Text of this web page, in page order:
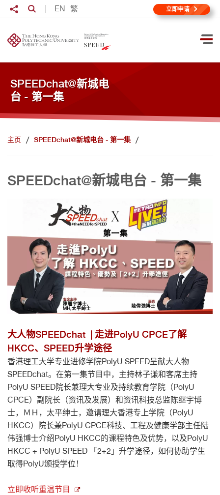
跳到主要内容
打
EN 繁
分享至打开搜寻输入格 立即申请
SPEEDchat@新城电
台 - 第一集
主页 SPEEDchat@新城电台 - 第一集
SPEEDchat@新城电台 - 第一集
大人物SPEEDchat | 走进PolyU CPCE了解
HKCC、SPEED升学途径
香港理工大学专业进修学院PolyU SPEED呈献大人物
SPEEDchat。在第一集节目中，主持林子谦和客席主持
PolyU SPEED院长兼理大专业及持续教育学院（PolyU
CPCE）副院长（资讯及发展）和资讯科技总监陈继宇博
士，ＭＨ，太平绅士，邀请理大香港专上学院（PolyU
HKCC）院长兼PolyU CPCE科技、工程及健康学部主任陆
伟强博士介绍PolyU HKCC的课程特色及优势，以及PolyU
HKCC + PolyU SPEED 「2+2」升学途径，如何协助学生
取得PolyU颁授学位！
立即收听重温节目